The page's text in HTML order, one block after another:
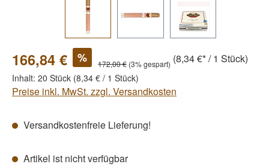
166,84 € % 172,00 € (3% gespart) (8,34 €* / 1 Stück)
Inhalt: 20 Stück (8,34 € / 1 Stück)
Preise inkl. MwSt. zzgl. Versandkosten
Versandkostenfreie Lieferung!
Artikel ist nicht verfügbar